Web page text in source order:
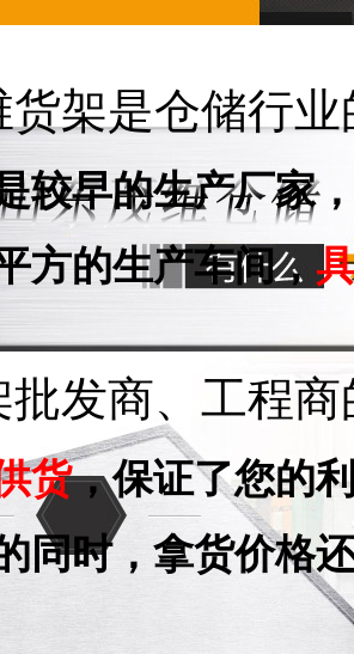
货架是仓储行
较早的生产厂家
方的生产车间，
批发商、工程
货，保证了您的
同时，拿货价格